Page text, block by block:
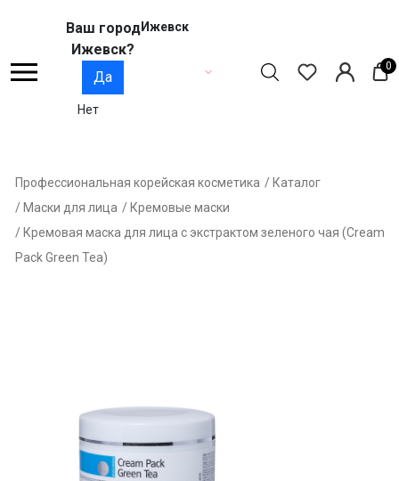
Ваш город
Ижевск?
Да
Нет
Ижевск
0
Профессиональная корейская косметика / Каталог
/ Маски для лица / Кремовые маски
/ Кремовая маска для лица с экстрактом зеленого чая (Cream
Pack Green Tea)